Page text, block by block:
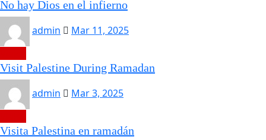
No hay Dios en el infierno
admin
Mar 11, 2025
Visit Palestine During Ramadan
admin
Mar 3, 2025
Visita Palestina en ramadán